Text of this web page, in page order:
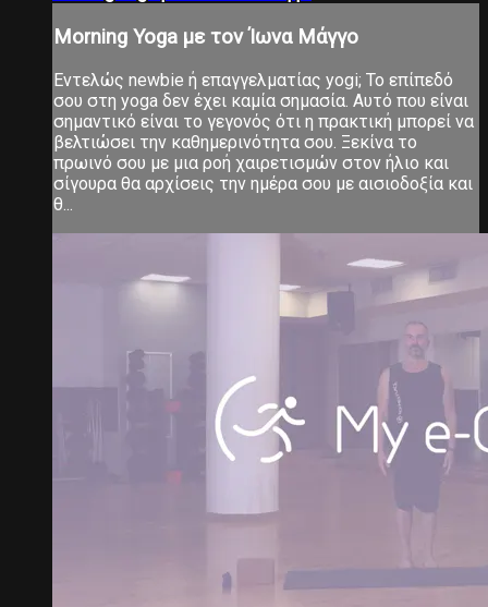
Morning Yoga με τον Ίωνα Μάγγο
Εντελώς newbie ή επαγγελματίας yogi; Το επίπεδό
σου στη yoga δεν έχει καμία σημασία. Αυτό που είναι
σημαντικό είναι το γεγονός ότι η πρακτική μπορεί να
βελτιώσει την καθημερινότητα σου. Ξεκίνα το
πρωινό σου με μια ροή χαιρετισμών στον ήλιο και
σίγουρα θα αρχίσεις την ημέρα σου με αισιοδοξία και
θ...